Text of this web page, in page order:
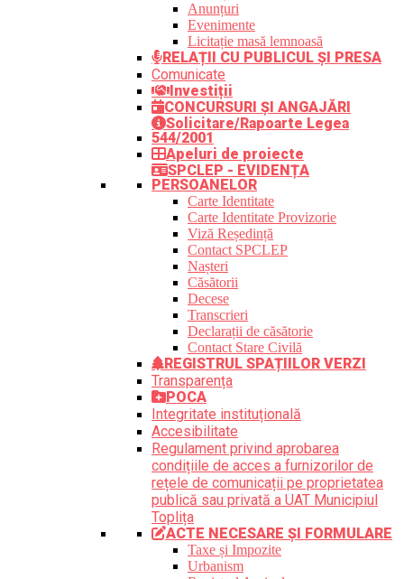
Anunțuri
Evenimente
Licitație masă lemnoasă
RELAȚII CU PUBLICUL ȘI PRESA
Comunicate
Investiții
CONCURSURI ȘI ANGAJĂRI
Solicitare/Rapoarte Legea
544/2001
Apeluri de proiecte
SPCLEP - EVIDENȚA
PERSOANELOR
Carte Identitate
Carte Identitate Provizorie
Viză Reședință
Contact SPCLEP
Nașteri
Căsătorii
Decese
Transcrieri
Declarații de căsătorie
Contact Stare Civilă
REGISTRUL SPAȚIILOR VERZI
Transparența
POCA
Integritate instituțională
Accesibilitate
Regulament privind aprobarea
condițiile de acces a furnizorilor de
rețele de comunicații pe proprietatea
publică sau privată a UAT Municipiul
Toplița
ACTE NECESARE ȘI FORMULARE
Taxe și Impozite
Urbanism